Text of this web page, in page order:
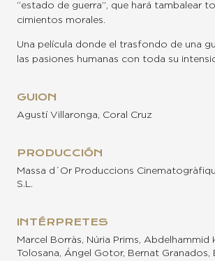
“estado de guerra”, que hará tambalear
cimientos morales.
Una película donde el trasfondo de una
las pasiones humanas con toda su
GUION
Agustí Villaronga, Coral Cruz
PRODUCCIÓN
Massa d´Or Produccions
S.L.
INTÉRPRETES
Marcel Borràs, Núria Prims, Abdelhammid
Tolosana, Ángel Gotor, Bernat Granados,